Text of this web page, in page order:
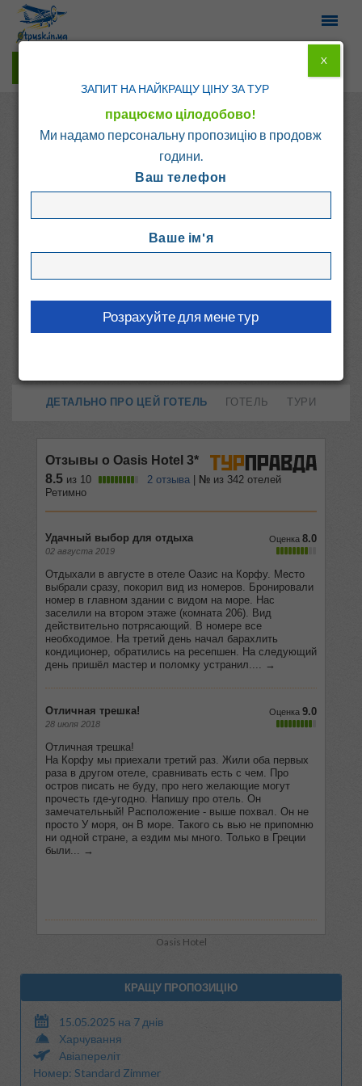
Греція о. Крит - Ретимно
Греція, о. Крит - Ретимно
ДЕТАЛЬНО ПРО ЦЕЙ ГОТЕЛЬ ГОТЕЛЬ ТУРИ
Oasis Hotel
КРАЩУ ПРОПОЗИЦІЮ
15.05.2025 на 7 днів
Харчування
Авіапереліт
Номер: Standard Zimmer
ЗАПИТ НА НАЙКРАЩУ ЦІНУ ЗА ТУР
працюємо цілодобово!
Ми надамо персональну пропозицію в продовж
години.
Ваш телефон
Ваше ім'я
X